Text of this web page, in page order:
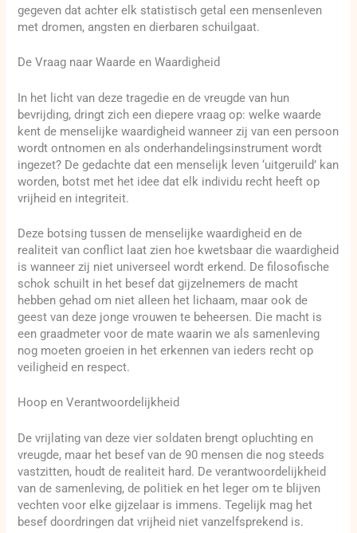
gegeven dat achter elk statistisch getal een mensenleven
met dromen, angsten en dierbaren schuilgaat.
De Vraag naar Waarde en Waardigheid
In het licht van deze tragedie en de vreugde van hun
bevrijding, dringt zich een diepere vraag op: welke waarde
kent de menselijke waardigheid wanneer zij van een persoon
wordt ontnomen en als onderhandelingsinstrument wordt
ingezet? De gedachte dat een menselijk leven ‘uitgeruild’ kan
worden, botst met het idee dat elk individu recht heeft op
vrijheid en integriteit.
Deze botsing tussen de menselijke waardigheid en de
realiteit van conflict laat zien hoe kwetsbaar die waardigheid
is wanneer zij niet universeel wordt erkend. De filosofische
schok schuilt in het besef dat gijzelnemers de macht
hebben gehad om niet alleen het lichaam, maar ook de
geest van deze jonge vrouwen te beheersen. Die macht is
een graadmeter voor de mate waarin we als samenleving
nog moeten groeien in het erkennen van ieders recht op
veiligheid en respect.
Hoop en Verantwoordelijkheid
De vrijlating van deze vier soldaten brengt opluchting en
vreugde, maar het besef van de 90 mensen die nog steeds
vastzitten, houdt de realiteit hard. De verantwoordelijkheid
van de samenleving, de politiek en het leger om te blijven
vechten voor elke gijzelaar is immens. Tegelijk mag het
besef doordringen dat vrijheid niet vanzelfsprekend is.